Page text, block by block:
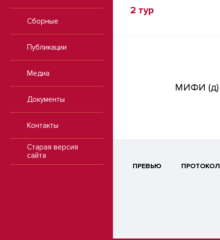
Сборные
Публикации
Медиа
Документы
Контакты
Старая версия
сайта
2 тур
МИФИ (д)
ПРЕВЬЮ ПРОТОКОЛ